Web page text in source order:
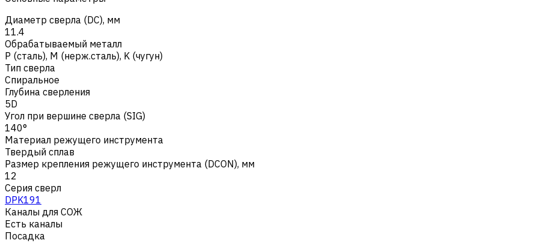
Диаметр сверла (DC), мм
11.4
Обрабатываемый металл
Р (сталь), M (нерж.сталь), K (чугун)
Тип сверла
Спиральное
Глубина сверления
5D
Угол при вершине сверла (SIG)
140°
Материал режущего инструмента
Твердый сплав
Размер крепления режущего инструмента (DCON), мм
12
Серия сверл
DPK191
Каналы для СОЖ
Есть каналы
Посадка